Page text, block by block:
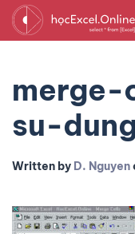
su-
Written by D. Nguyen